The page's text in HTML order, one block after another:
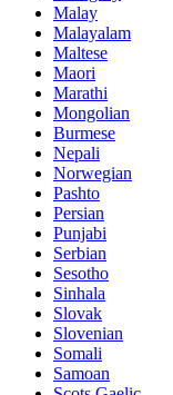
Malay
Malayalam
Maltese
Maori
Marathi
Mongolian
Burmese
Nepali
Norwegian
Pashto
Persian
Punjabi
Serbian
Sesotho
Sinhala
Slovak
Slovenian
Somali
Samoan